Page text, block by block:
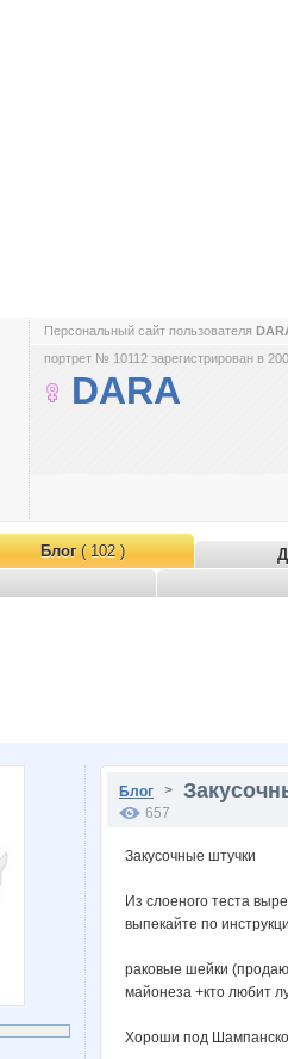
Персональный сайт пользователя
портрет № 10112 зарегистрирован в
DARA
Блог( 102 )
Блог >
657
Закусочные штучки
Из слоеного теста
выпекайте по
раковые шейки
майонеза +кто любит
Хороши под